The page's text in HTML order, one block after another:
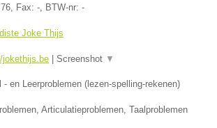
, Fax: - , BTW-nr: -
Joke Thijs
jokethijs.be Screenshot ▼
- en Leerproblemen (lezen-spelling-rekenen)
Articulatieproblemen, Taalproblemen